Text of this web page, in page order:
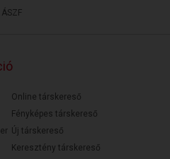
ÁSZF
Online társkereső
Fényképes társkereső
Új társkereső
Keresztény társkereső